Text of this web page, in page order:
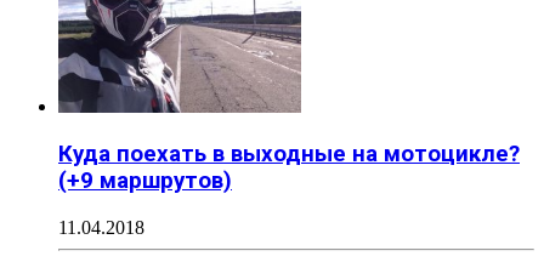
Куда поехать в выходные на мотоцикле?
(+9 маршрутов)
11.04.2018